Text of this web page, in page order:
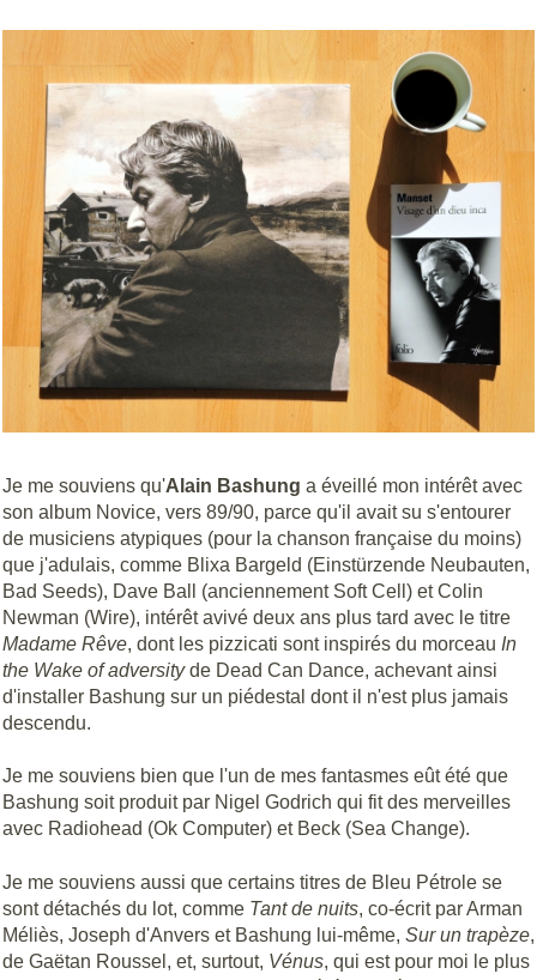
Je me souviens qu'Alain Bashung a éveillé mon intérêt avec
son album Novice, vers 89/90, parce qu'il avait su s'entourer
de musiciens atypiques (pour la chanson française du moins)
que j'adulais, comme Blixa Bargeld (Einstürzende Neubauten,
Bad Seeds), Dave Ball (anciennement Soft Cell) et Colin
Newman (Wire), intérêt avivé deux ans plus tard avec le titre
Madame Rêve, dont les pizzicati sont inspirés du morceau In
the Wake of adversityde Dead Can Dance, achevant ainsi
d'installer Bashung sur un piédestal dont il n'est plus jamais
descendu.
Je me souviens bien que l'un de mes fantasmes eût été que
Bashung soit produit par Nigel Godrich qui fit des merveilles
avec Radiohead (Ok Computer) et Beck (Sea Change).
Je me souviens aussi que certains titres de Bleu Pétrole se
sont détachés du lot, comme Tant de nuits, co-écrit par Arman
Méliès, Joseph d'Anvers et Bashung lui-même, Sur un trapèze,
de Gaëtan Roussel, et, surtout, Vénus, qui est pour moi le plus